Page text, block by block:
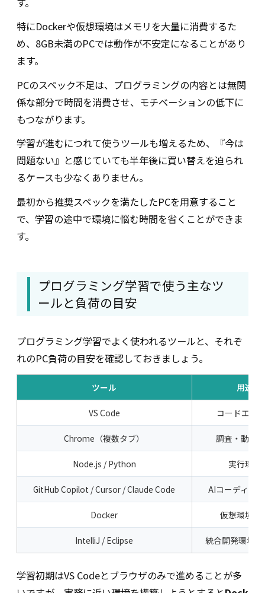
特にDockerや仮想環境はメモリを大量に消費するた
め、8GB未満のPCでは動作が不安定になることがあり
ます。
PCのスペック不足は、プログラミングの内容とは無関
係な部分で時間を消費させ、モチベーションの低下に
もつながります。
学習が進むにつれて使うツールも増えるため、『今は
問題ない』と感じていても半年後に買い替えを迫られ
るケースも少なくありません。
最初から推奨スペックを満たしたPCを用意すること
で、学習の途中で環境に悩む時間を省くことができま
す。
プログラミング学習で使う主なツ
ールと負荷の目安
プログラミング学習でよく使われるツールと、それぞ
れのPC負荷の目安を確認しておきましょう。
ツール 用途
VS Code コードエデ
Chrome（複数タブ） 調査・動作
Node.js / Python 実行環境
GitHub Copilot / Cursor / Claude Code AIコーディン
Docker 仮想環境構
IntelliJ / Eclipse 統合開発環境
学習初期はVS Codeとブラウザのみで進めることが多